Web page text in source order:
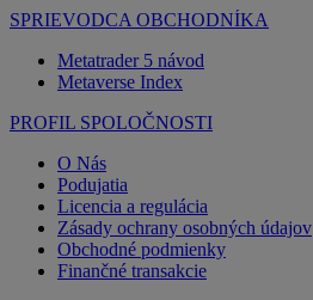
SPRIEVODCA OBCHODNÍKA
Metatrader 5 návod
Metaverse Index
PROFIL SPOLOČNOSTI
O Nás
Podujatia
Licencia a regulácia
Zásady ochrany osobných údajov
Obchodné podmienky
Finančné transakcie